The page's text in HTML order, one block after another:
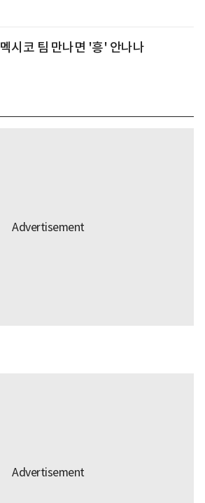
멕시코 팀 만나면 '흥' 안나나